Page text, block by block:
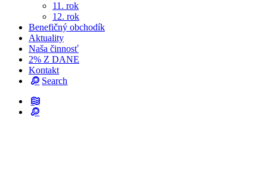
11. rok
12. rok
Benefičný obchodík
Aktuality
Naša činnosť
2% Z DANE
Kontakt
Search